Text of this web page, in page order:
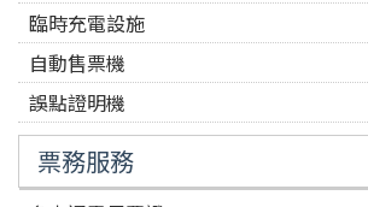
臨時充電設施
自動售票機
誤點證明機
票務服務